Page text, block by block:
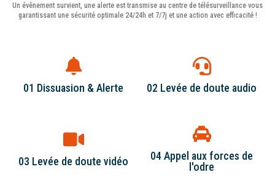
Un évênement survient, une alerte est transmise au centre de télésurveillance vous
garantissant une sécurité optimale 24/24h et 7/7j et une action avec efficacité !
01 Dissuasion & Alerte
Les sirènes dissuadent d'intrus dés vos
extérieurs et le système alerte en
02 Levée de doute audio
L'opérateur écoute votre maison et
demande le mot de passe. Le centre de
de traitement (appel des contacts...)
03 Levée de doute vidéo
04 Appel aux forces de
l'odre